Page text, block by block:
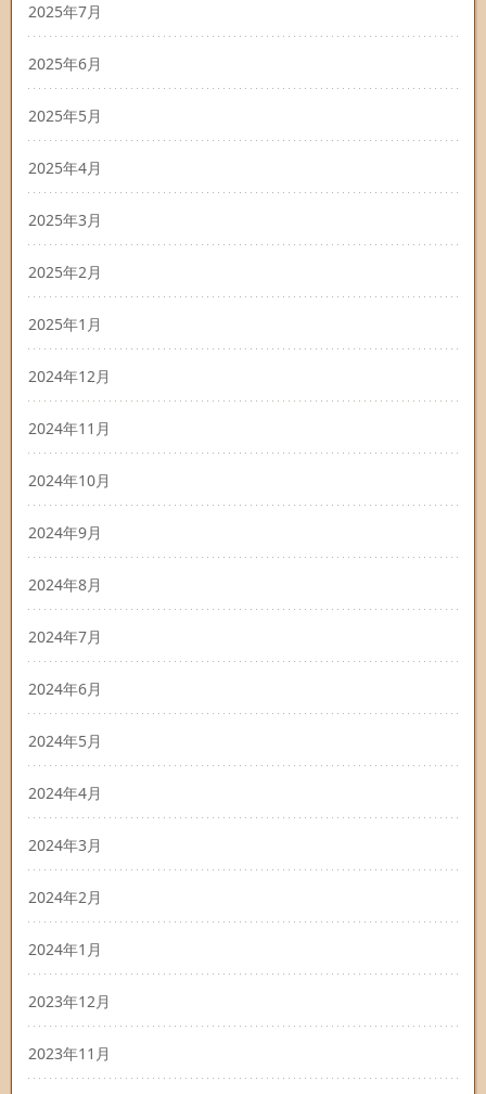
2025年7月
2025年6月
2025年5月
2025年4月
2025年3月
2025年2月
2025年1月
2024年12月
2024年11月
2024年10月
2024年9月
2024年8月
2024年7月
2024年6月
2024年5月
2024年4月
2024年3月
2024年2月
2024年1月
2023年12月
2023年11月